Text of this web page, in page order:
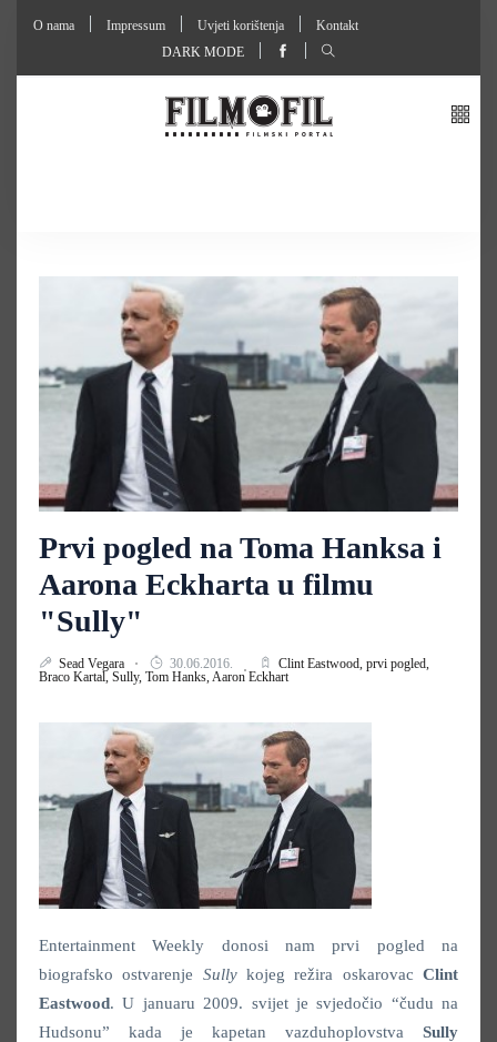
O nama Impressum Uvjeti korištenja
Kontakt
DARK MODE
Prvi pogled na Toma Hanksa i
Aarona Eckharta u filmu
"Sully"
Sead Vegara 30.06.2016. Clint Eastwood, prvi pogled,
Braco Kartal, Sully, Tom Hanks, Aaron Eckhart
Entertainment Weekly donosi nam prvi pogled na
biografsko ostvarenje Sullykojeg režira oskarovacClint
Eastwood. U januaru 2009. svijet je svjedočio “čudu na
Hudsonu” kada je kapetan vazduhoplovstva Sully